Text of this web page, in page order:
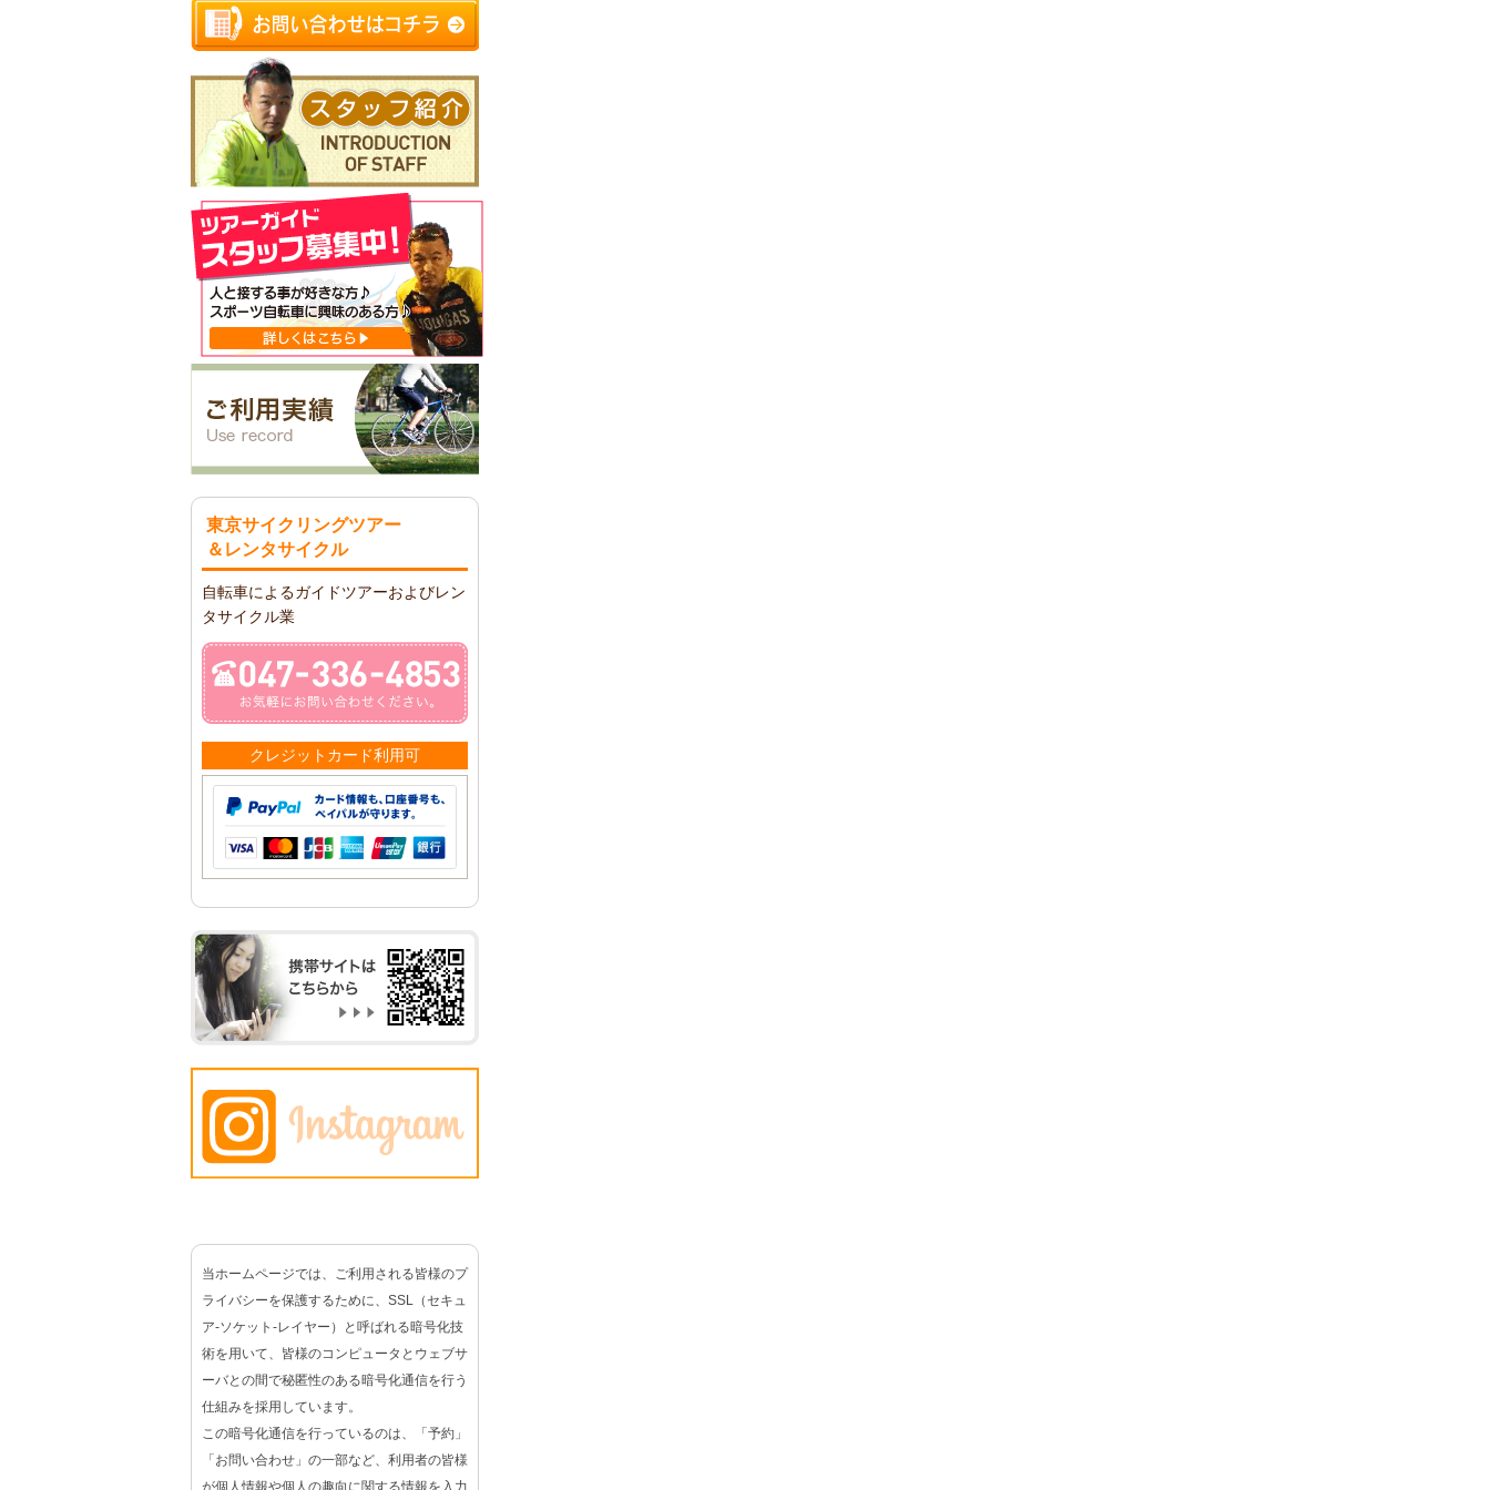
東京サイクリングツアー
＆レンタサイクル
自転車によるガイドツアーおよびレン
タサイクル業
クレジットカード利用可
当ホームページでは、ご利用される皆様のプ
ライバシーを保護するために、SSL（セキュ
ア-ソケット-レイヤー）と呼ばれる暗号化技
術を用いて、皆様のコンピュータとウェブサ
ーバとの間で秘匿性のある暗号化通信を行う
仕組みを採用しています。
この暗号化通信を行っているのは、「予約」
「お問い合わせ」の一部など、利用者の皆様
が個人情報や個人の趣向に関する情報を入力